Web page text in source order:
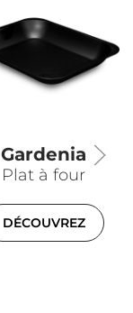
Gardenia
Plat à four
DÉCOUVREZ